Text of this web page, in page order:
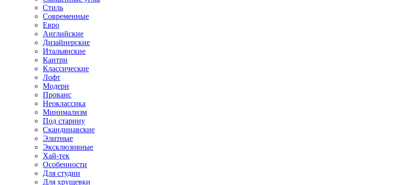
Стиль
Современные
Евро
Английские
Дизайнерские
Итальянские
Кантри
Классические
Лофт
Модерн
Прованс
Неоклассика
Минимализм
Под старину
Скандинавские
Элитные
Эксклюзивные
Хай-тек
Особенности
Для студии
Для хрущевки